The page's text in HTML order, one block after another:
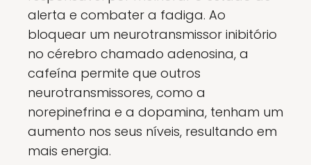
alerta e combater a fadiga. Ao
bloquear um neurotransmissor inibitório
no cérebro chamado adenosina, a
cafeína permite que outros
neurotransmissores, como a
norepinefrina e a dopamina, tenham um
aumento nos seus níveis, resultando em
mais energia.